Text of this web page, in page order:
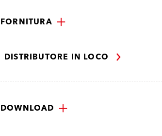
FORNITURA
DISTRIBUTORE IN LOCO
DOWNLOAD